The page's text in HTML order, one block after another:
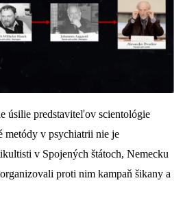
úsilie predstaviteľov scientológie
v psychiatrii nie je
v Spojených štátoch, Nemecku
proti nim kampaň šikany a